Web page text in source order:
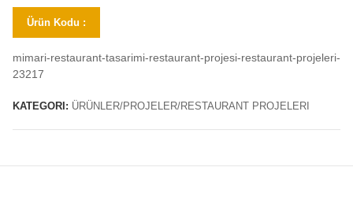
Ürün Kodu :
mimari-restaurant-tasarimi-restaurant-projesi-restaurant-projeleri-
23217
KATEGORI: ÜRÜNLER/PROJELER/RESTAURANT PROJELERI